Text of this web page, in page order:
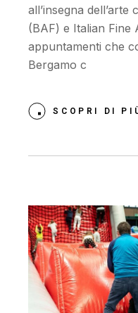
all’insegna
(BAF) e Italian Fine
appuntamenti che
Bergamo c
SCOPRI DI